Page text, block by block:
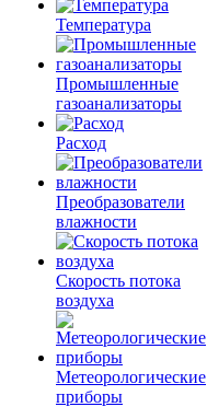
Температура
Промышленные
газоанализаторы
Расход
Преобразователи
влажности
Скорость потока
воздуха
Метеорологические
приборы